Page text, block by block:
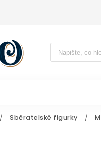
Vyhledávání
/ Sběratelské figurky /